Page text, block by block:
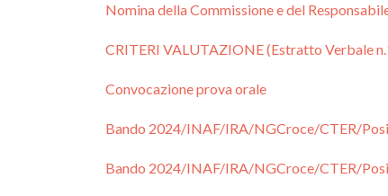
Nomina della Commissione e del
CRITERI VALUTAZIONE (Estratto Verbale
Convocazione prova orale
Bando 2024/INAF/IRA/NGCroce/CTER/
Bando 2024/INAF/IRA/NGCroce/CTER/